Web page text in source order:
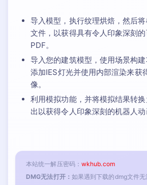
导入模型，执行纹理烘焙，然后
文件，以获得具有令人印象深刻
PDF。
导入您的建筑模型，使用场景构建
添加IES灯光并使用内部渲染来获
像。
利用模拟功能，并将模拟结果转
出以获得令人印象深刻的机器人动
本站统一解压密码： wkhub.com
DMG无法打开： 如果遇到下载的dmg文件